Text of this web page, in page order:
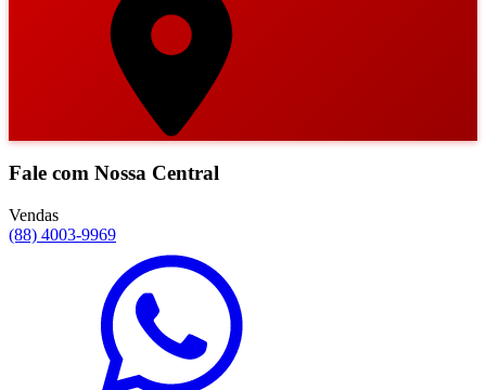
Fale com Nossa Central
Vendas
(88) 4003-9969